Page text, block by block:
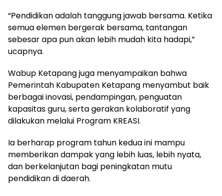
“Pendidikan adalah tanggung jawab bersama. Ketika
semua elemen bergerak bersama, tantangan
sebesar apa pun akan lebih mudah kita hadapi,”
ucapnya.
Wabup Ketapang juga menyampaikan bahwa
Pemerintah Kabupaten Ketapang menyambut baik
berbagai inovasi, pendampingan, penguatan
kapasitas guru, serta gerakan kolaboratif yang
dilakukan melalui Program KREASI.
Ia berharap program tahun kedua ini mampu
memberikan dampak yang lebih luas, lebih nyata,
dan berkelanjutan bagi peningkatan mutu
pendidikan di daerah.